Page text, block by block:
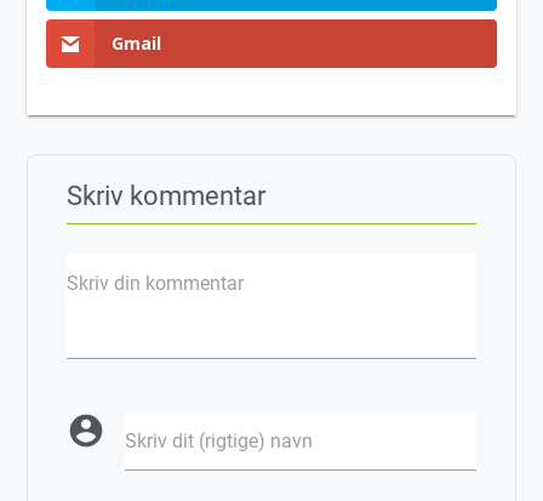
Gmail
Skriv kommentar
Skriv din kommentar
account_circle Skriv dit (rigtige) navn